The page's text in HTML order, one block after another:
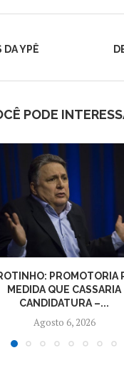
DA YPÊ
PODE
PROMOTORIA
MEDIDA QUE CASSARIA
CANDIDATURA –...
Agosto 6, 2026